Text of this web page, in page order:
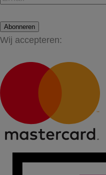
Abonneren
Wij accepteren: